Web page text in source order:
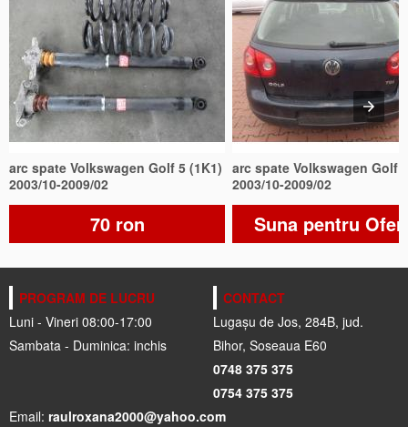
arc spate Volkswagen Golf 5 (1K1)
2003/10-2009/02
70 ron
arc spate Volkswagen Golf
2003/10-2009/02
Suna pentru
PROGRAM DE LUCRU
Luni - Vineri 08:00-17:00
Sambata - Duminica: inchis
CONTACT
Lugașu de Jos, 284B, jud.
Bihor, Soseaua E60
0748 375 375
0754 375 375
Email: raulroxana2000@yahoo.com